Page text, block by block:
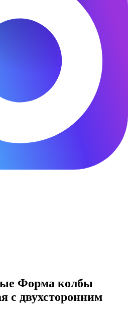
Форма колбы
с двухсторонним